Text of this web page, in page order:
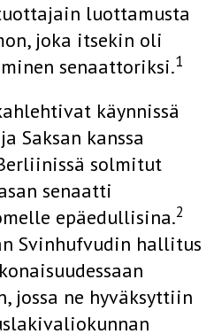
luottamusta
joka itsekin oli
senaattoriksi.1
käynnissä
Sak­san kanssa
solmitut
senaatti
epäedullisina.2
Svinhufvudin hallitus
jossa ne hyväksyttiin